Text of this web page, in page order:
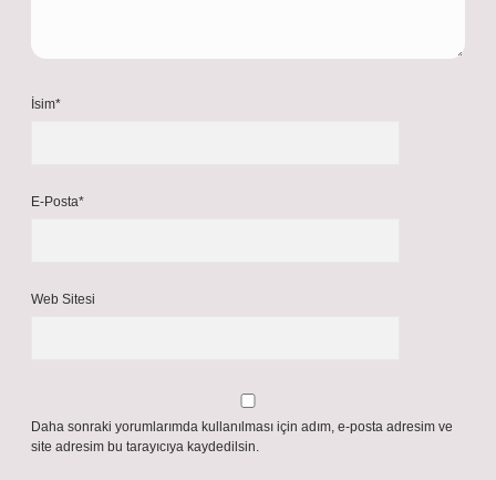
İsim*
E-Posta*
Web Sitesi
Daha sonraki yorumlarımda kullanılması için adım, e-posta adresim ve
site adresim bu tarayıcıya kaydedilsin.